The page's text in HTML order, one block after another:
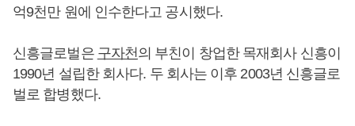
억9천만 원에 인수한다고 공시했다.
신흥글로벌은 구자천의 부친이 창업한 목재회사 신흥이
1990년 설립한 회사다. 두 회사는 이후 2003년 신흥글로
벌로 합병했다.